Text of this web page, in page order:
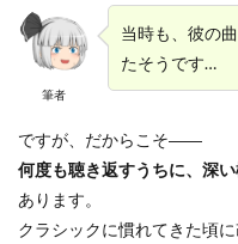
筆者
当時も、彼の
たそうです…
ですが、だからこそ――
何度も聴き返すうちに、深
あります。
クラシックに慣れてきた頃